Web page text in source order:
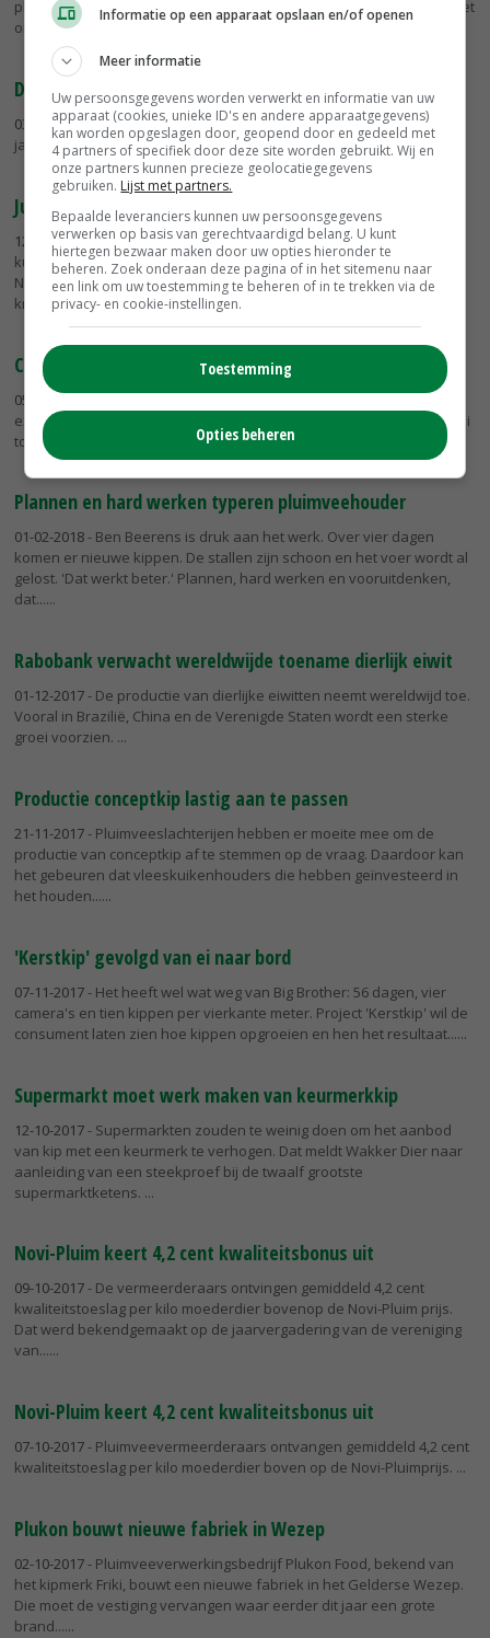
pluimveehouder is druk met het zoeken van zijn eigen weg. Zoals het
ontwikkelen...
De lekkerste van Overijssel
03-09-2018- In Zwolle is bekend gemaakt welk streekproduct zich dit
jaar het lekkerste van Overijssels mag noemen.
Jumbo voert kuiken direct na uitkomst
12-06-2018- Jumbo gaat in 2019 volledig over op het voeden van
kuikens direct na uitkomst. Dat betekent dat alle kippen die onder
Nieuwe Standaard Kip* bij Jumbo worden verkocht, water en voer
krijgen...
Consument produceert thuis eigen kipfilet
05-04-2018- Zes huishoudens gaan de komende drie maanden
experimenteren met de productie van hun eigen kippenvlees. Van ei
tot kipfilet.
Plannen en hard werken typeren pluimveehouder
01-02-2018- Ben Beerens is druk aan het werk. Over vier dagen
komen er nieuwe kippen. De stallen zijn schoon en het voer wordt al
gelost. 'Dat werkt beter.' Plannen, hard werken en vooruitdenken,
dat...
Rabobank verwacht wereldwijde toename dierlijk eiwit
01-12-2017- De productie van dierlijke eiwitten neemt wereldwijd toe.
Vooral in Brazilië, China en de Verenigde Staten wordt een sterke
groei voorzien.
Productie conceptkip lastig aan te passen
21-11-2017- Pluimveeslachterijen hebben er moeite mee om de
productie van conceptkip af te stemmen op de vraag. Daardoor kan
het gebeuren dat vleeskuikenhouders die hebben geïnvesteerd in
het houden...
'Kerstkip' gevolgd van ei naar bord
07-11-2017- Het heeft wel wat weg van Big Brother: 56 dagen, vier
camera's en tien kippen per vierkante meter. Project 'Kerstkip' wil de
consument laten zien hoe kippen opgroeien en hen het resultaat...
Supermarkt moet werk maken van keurmerkkip
12-10-2017- Supermarkten zouden te weinig doen om het aanbod
van kip met een keurmerk te verhogen. Dat meldt Wakker Dier naar
aanleiding van een steekproef bij de twaalf grootste
supermarktketens.
Novi-Pluim keert 4,2 cent kwaliteitsbonus uit
09-10-2017- De vermeerderaars ontvingen gemiddeld 4,2 cent
kwaliteitstoeslag per kilo moederdier bovenop de Novi-Pluim prijs.
Dat werd bekendgemaakt op de jaarvergadering van de vereniging
van...
Novi-Pluim keert 4,2 cent kwaliteitsbonus uit
07-10-2017- Pluimveevermeerderaars ontvangen gemiddeld 4,2 cent
kwaliteitstoeslag per kilo moederdier boven op de Novi-Pluimprijs.
Plukon bouwt nieuwe fabriek in Wezep
02-10-2017- Pluimveeverwerkingsbedrijf Plukon Food, bekend van
het kipmerk Friki, bouwt een nieuwe fabriek in het Gelderse Wezep.
Die moet de vestiging vervangen waar eerder dit jaar een grote
brand...
Informatie op een apparaat opslaan en/of openen
Meer informatie
Uw persoonsgegevens worden verwerkt en informatie van uw
apparaat (cookies, unieke ID's en andere apparaatgegevens)
kan worden opgeslagen door, geopend door en gedeeld met
4 partners of specifiek door deze site worden gebruikt. Wij en
onze partners kunnen precieze geolocatiegegevens
gebruiken. Lijst met partners.
Bepaalde leveranciers kunnen uw persoonsgegevens
verwerken op basis van gerechtvaardigd belang. U kunt
hiertegen bezwaar maken door uw opties hieronder te
beheren. Zoek onderaan deze pagina of in het sitemenu naar
een link om uw toestemming te beheren of in te trekken via de
privacy- en cookie-instellingen.
Toestemming
Opties beheren